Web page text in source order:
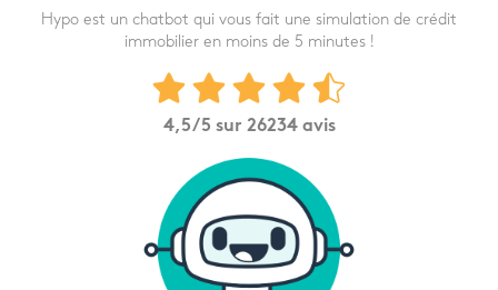
Hypo est un chatbot qui vous fait une simulation de crédit
immobilier en moins de 5 minutes !
4,5/5 sur 26234avis